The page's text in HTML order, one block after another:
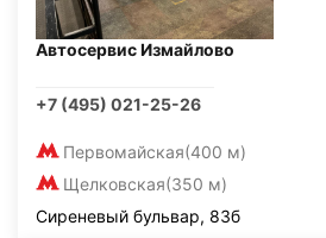
Автосервис Измайлово
+7 (495) 021-25-26
Первомайская(400 м)
Щелковская(350 м)
Сиреневый бульвар, 83б